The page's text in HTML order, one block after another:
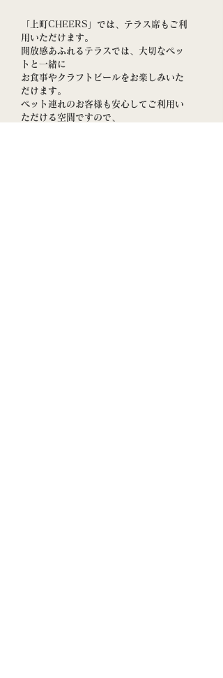
「上町CHEERS」では、テラス席もご利
用いただけます。
開放感あふれるテラスでは、大切なペッ
トと一緒に
お食事やクラフトビールをお楽しみいた
だけます。
ペット連れのお客様も安心してご利用い
ただける空間ですので、